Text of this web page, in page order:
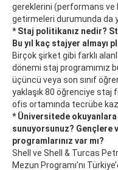
gereklerini (performans ve
getirmeleri durumunda da
* Staj politikanız nedir?
Bu yıl kaç stajyer almayı
Birçok şirket gibi farklı
dönemi staj programımız
üçüncü veya son sınıf
yaklaşık 80 öğrenciye staj
ofis ortamında tecrübe
* Üniversitede
sunuyorsunuz? Gençlere
programlarınız var mı?
Shell ve Shell & Turcas
Mezun Programı’nı